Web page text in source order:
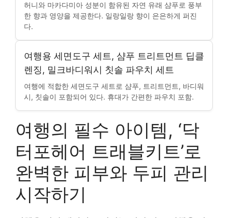
허니와 마카다미아 성분이 함유된 자연 유래 샴푸로 풍부
한 향과 영양을 제공한다. 일랑일랑 향이 은은하게 퍼진
다.
여행용 세면도구 세트, 샴푸 트리트먼트 딥클
렌징, 밀크바디워시 칫솔 파우치 세트
여행에 적합한 세면도구 세트로 샴푸, 트리트먼트, 바디워
시, 칫솔이 포함되어 있다. 휴대가 간편한 파우치 포함.
여행의 필수 아이템, ‘닥
터포헤어 트래블키트’로
완벽한 피부와 두피 관리
시작하기